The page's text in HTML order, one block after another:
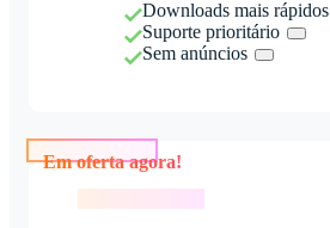
Downloads mais rápidos
Suporte prioritário
Sem anúncios